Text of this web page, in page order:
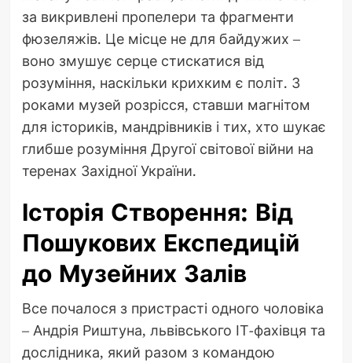
за викривлені пропелери та фрагменти
фюзеляжів. Це місце не для байдужих –
воно змушує серце стискатися від
розуміння, наскільки крихким є політ. З
роками музей розрісся, ставши магнітом
для істориків, мандрівників і тих, хто шукає
глибше розуміння Другої світової війни на
теренах Західної України.
Історія Створення: Від
Пошукових Експедицій
до Музейних Залів
Все почалося з пристрасті одного чоловіка
– Андрія Риштуна, львівського ІТ-фахівця та
дослідника, який разом з командою